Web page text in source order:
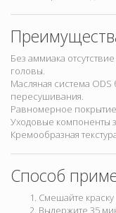
Без аммиака
головы.
Масляная система
пересушивания.
Равномерное
Уходовые компоненты
Кремообразная
Способ
Смешайте
Выдержите 35